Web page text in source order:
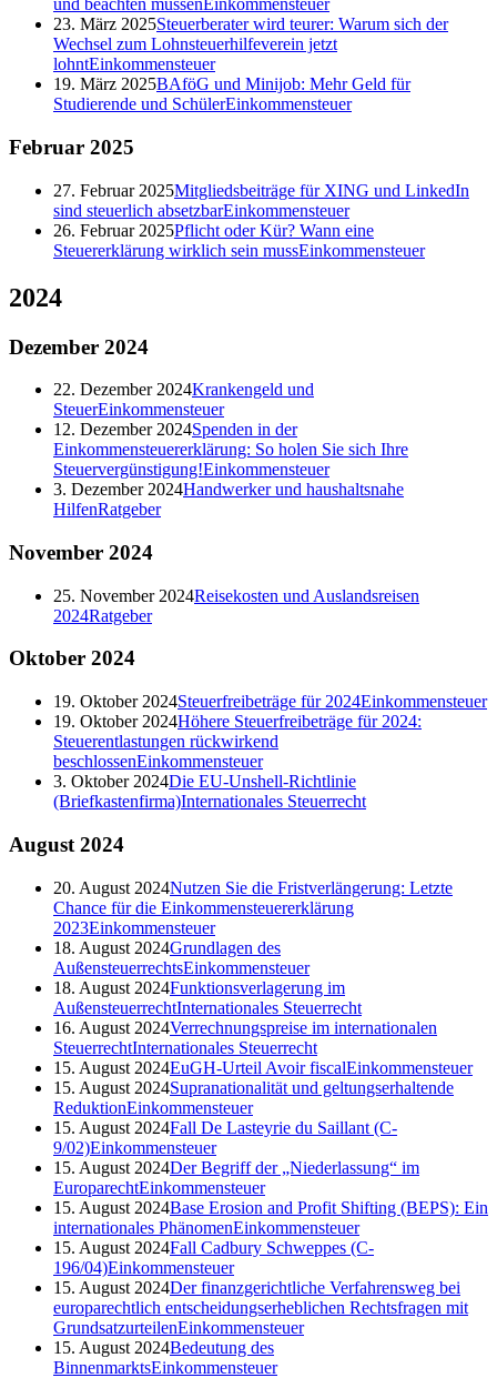
und beachten müssen Einkommensteuer
23. März 2025Steuerberater wird teurer: Warum sich der
Wechsel zum Lohnsteuerhilfeverein jetzt
lohntEinkommensteuer
19. März 2025BAföG und Minijob: Mehr Geld für
Studierende und SchülerEinkommensteuer
Februar 2025
27. Februar 2025Mitgliedsbeiträge für XING und LinkedIn
sind steuerlich absetzbarEinkommensteuer
26. Februar 2025Pflicht oder Kür? Wann eine
Steuererklärung wirklich sein mussEinkommensteuer
2024
Dezember 2024
22. Dezember 2024Krankengeld und
SteuerEinkommensteuer
12. Dezember 2024Spenden in der
Einkommensteuererklärung: So holen Sie sich Ihre
Steuervergünstigung!Einkommensteuer
3. Dezember 2024Handwerker und haushaltsnahe
HilfenRatgeber
November 2024
25. November 2024Reisekosten und Auslandsreisen
2024Ratgeber
Oktober 2024
19. Oktober 2024Steuerfreibeträge für 2024Einkommensteuer
19. Oktober 2024Höhere Steuerfreibeträge für 2024:
Steuerentlastungen rückwirkend
beschlossenEinkommensteuer
3. Oktober 2024Die EU-Unshell-Richtlinie
(Briefkastenfirma)Internationales Steuerrecht
August 2024
20. August 2024Nutzen Sie die Fristverlängerung: Letzte
Chance für die Einkommensteuererklärung
2023Einkommensteuer
18. August 2024Grundlagen des
AußensteuerrechtsEinkommensteuer
18. August 2024Funktionsverlagerung im
AußensteuerrechtInternationales Steuerrecht
16. August 2024Verrechnungspreise im internationalen
SteuerrechtInternationales Steuerrecht
15. August 2024EuGH-Urteil Avoir fiscalEinkommensteuer
15. August 2024Supranationalität und geltungserhaltende
ReduktionEinkommensteuer
15. August 2024Fall De Lasteyrie du Saillant (C-
9/02)Einkommensteuer
15. August 2024Der Begriff der „Niederlassung“ im
EuroparechtEinkommensteuer
15. August 2024Base Erosion and Profit Shifting (BEPS): Ein
internationales PhänomenEinkommensteuer
15. August 2024Fall Cadbury Schweppes (C-
196/04)Einkommensteuer
15. August 2024Der finanzgerichtliche Verfahrensweg bei
europarechtlich entscheidungserheblichen Rechtsfragen mit
GrundsatzurteilenEinkommensteuer
15. August 2024Bedeutung des
BinnenmarktsEinkommensteuer